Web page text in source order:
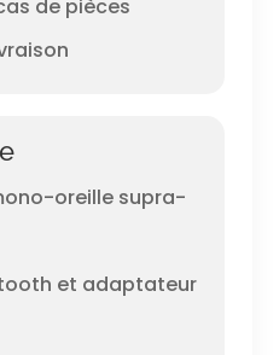
de pièces
oreille supra-
et adaptateur